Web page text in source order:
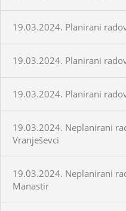
19.03.2024. Planirani
19.03.2024. Planirani
19.03.2024. Planirani
19.03.2024. Neplanirani
Vranješevci
19.03.2024. Neplanirani
Manastir